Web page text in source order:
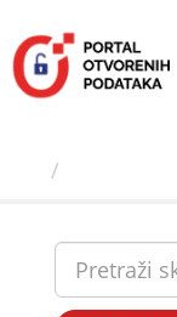
sadržaj